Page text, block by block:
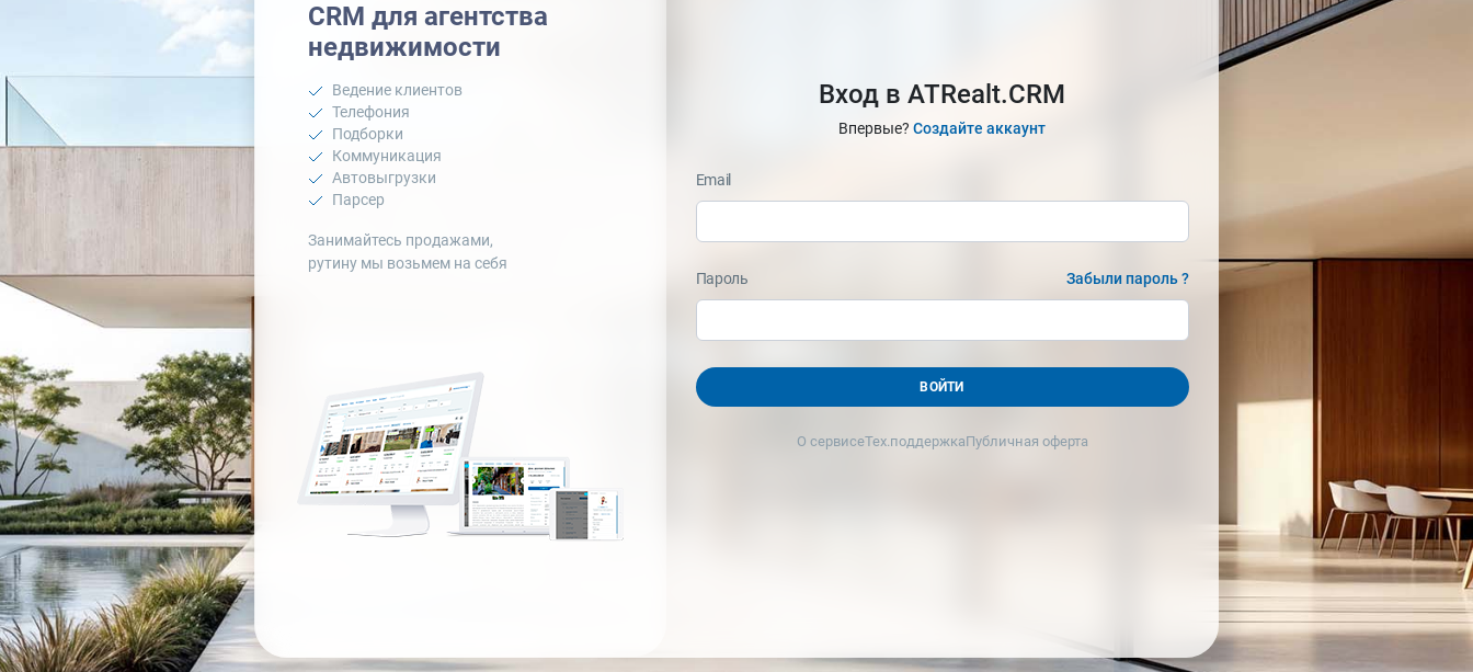
CRM для агентства
недвижимости
Ведение клиентов
Телефония
Подборки
Коммуникация
Автовыгрузки
Парсер
Занимайтесь продажами,
рутину мы возьмем на себя
Вход в ATRealt.CRM
Впервые? Создайте аккаунт
Email
Пароль Забыли пароль ?
ВОЙТИ
О сервисеТех.поддержкаПубличная оферта